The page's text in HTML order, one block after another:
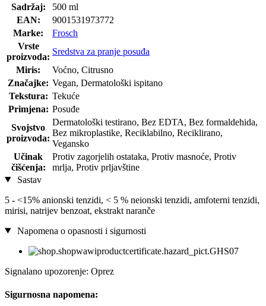
Sadržaj:
500 ml
EAN:
9001531973772
Marke:
Frosch
Vrste
proizvoda:
Sredstva za pranje posuđa
Miris:
Voćno, Citrusno
Značajke: Vegan, Dermatološki ispitano
Tekstura: Tekuće
Primjena: Posuđe
Svojstvo
proizvoda:
Dermatološki testirano, Bez EDTA, Bez formaldehida,
Bez mikroplastike, Reciklabilno, Reciklirano,
Vegansko
Učinak
čišćenja:
Protiv zagorjelih ostataka, Protiv masnoće, Protiv
mrlja, Protiv prljavštine
Sastav
5 - <15% anionski tenzidi, < 5 % neionski tenzidi, amfoterni tenzidi,
mirisi, natrijev benzoat, ekstrakt naranče
Napomena o opasnosti i sigurnosti
Signalano upozorenje: Oprez
Sigurnosna napomena: